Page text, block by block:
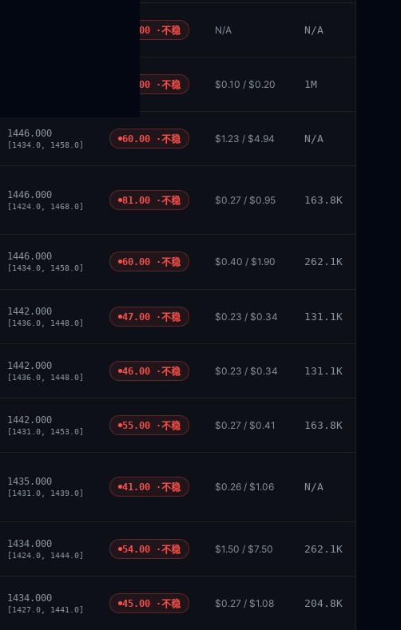
64.00 ·不稳 N/A N/A
45.00 ·不稳 $0.10 / $0.20 1M
1446.000
[1434.0, 1458.0]
60.00 ·不稳 $1.23 / $4.94 N/A
1446.000
[1424.0, 1468.0]
81.00 ·不稳 $0.27 / $0.95 163.8K
1446.000
[1434.0, 1458.0]
60.00 ·不稳 $0.40 / $1.90 262.1K
1442.000
[1436.0, 1448.0]
47.00 ·不稳 $0.23 / $0.34 131.1K
1442.000
[1436.0, 1448.0]
46.00 ·不稳 $0.23 / $0.34 131.1K
1442.000
[1431.0, 1453.0]
55.00 ·不稳 $0.27 / $0.41 163.8K
1435.000
[1431.0, 1439.0]
41.00 ·不稳 $0.26 / $1.06 N/A
1434.000
[1424.0, 1444.0]
54.00 ·不稳 $1.50 / $7.50 262.1K
1434.000
[1427.0, 1441.0]
45.00 ·不稳 $0.27 / $1.08 204.8K